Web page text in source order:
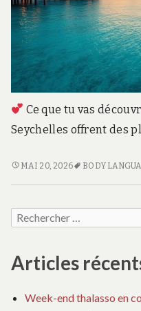
Ce que tu vas
Seychelles offrent des
LUNE
:
LES
DE
RÊVE
MAI 20, 2026 BODY
Recherche
Articles
Week-end thalasso en